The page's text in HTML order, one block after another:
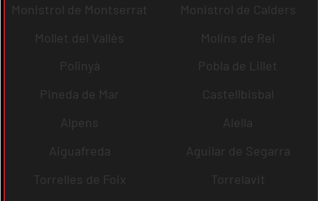
Monistrol de Montserrat
Monistrol de Calders
Mollet del Vallès
Molins de Rei
Polinyà
Pobla de Lillet
Pineda de Mar
Castellbisbal
Alpens
Alella
Aiguafreda
Aguilar de Segarra
Torrelles de Foix
Torrelavit